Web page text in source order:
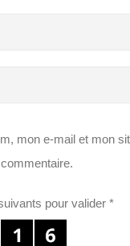
mon e-mail et mon
pour valider *